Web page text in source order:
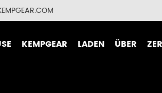
KEMPGEAR LADEN ÜBER